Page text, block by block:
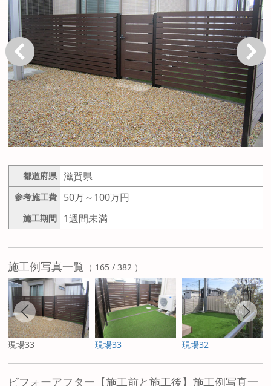
戻る 次へ
都道府県 滋賀県
参考施工費 50万～100万円
施工期間 1週間未満
施工例写真一覧 （ 165 / 382 ）
現場33 現場33 現場32
ビフォーアフター【施工前と施工後】施工例写真一